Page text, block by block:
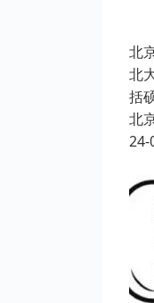
北
北
括
北
24-